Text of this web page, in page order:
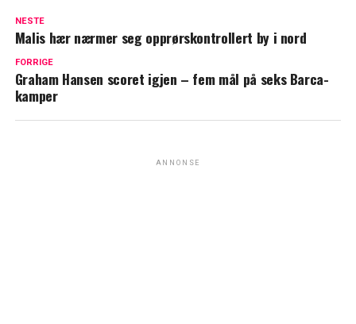
NESTE
Malis hær nærmer seg opprørskontrollert by i nord
FORRIGE
Graham Hansen scoret igjen – fem mål på seks Barca-
kamper
ANNONSE